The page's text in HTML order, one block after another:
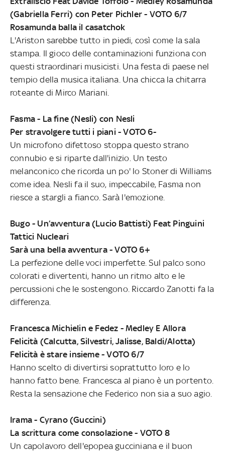
(Gabriella Ferri) con Peter Pichler - VOTO 6/7
Rosamunda balla il casatchok
L'Ariston sarebbe tutto in piedi, così come la sala
stampa. Il gioco delle contaminazioni funziona con
questi straordinari musicisti. Una festa di paese nel
tempio della musica italiana. Una chicca la chitarra
roteante di Mirco Mariani.
Fasma - La fine (Nesli) con Nesli
Per stravolgere tutti i piani - VOTO 6-
Un microfono difettoso stoppa questo strano
connubio e si riparte dall'inizio. Un testo
melanconico che ricorda un po' lo Stoner di Williams
come idea. Nesli fa il suo, impeccabile, Fasma non
riesce a stargli a fianco. Sarà l'emozione.
Bugo - Un’avventura (Lucio Battisti) Feat Pinguini
Tattici Nucleari
Sarà una bella avventura - VOTO 6+
La perfezione delle voci imperfette. Sul palco sono
colorati e divertenti, hanno un ritmo alto e le
percussioni che le sostengono. Riccardo Zanotti fa la
differenza.
Francesca Michielin e Fedez - Medley E Allora
Felicità (Calcutta, Silvestri, Jalisse, Baldi/Alotta)
Felicità è stare insieme - VOTO 6/7
Hanno scelto di divertirsi soprattutto loro e lo
hanno fatto bene. Francesca al piano è un portento.
Resta la sensazione che Federico non sia a suo agio.
Irama - Cyrano (Guccini)
La scrittura come consolazione - VOTO 8
Un capolavoro dell'epopea gucciniana e il buon